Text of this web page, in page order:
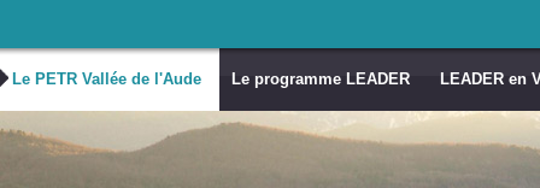
Le PETR Vallée de l'Aude Le programme LEADER LEADER en